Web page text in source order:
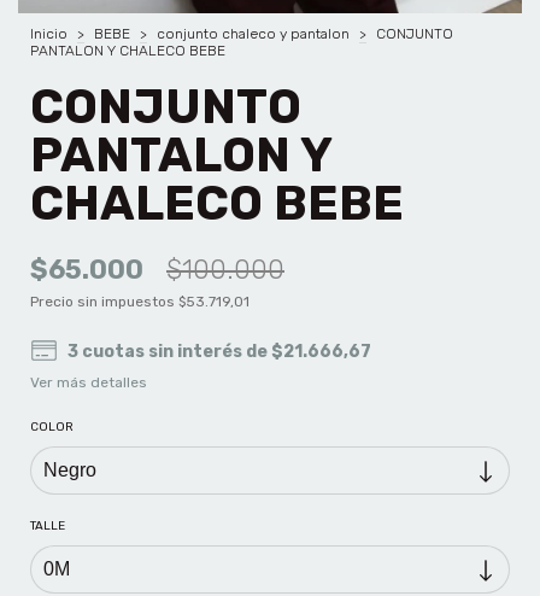
Inicio > BEBE > conjunto chaleco y pantalon >
CONJUNTO
PANTALON Y CHALECO BEBE
CONJUNTO
PANTALON Y
CHALECO BEBE
$65.000 $100.000
Precio sin impuestos $53.719,01
3 cuotas sin interés de $21.666,67
Ver más detalles
COLOR
TALLE